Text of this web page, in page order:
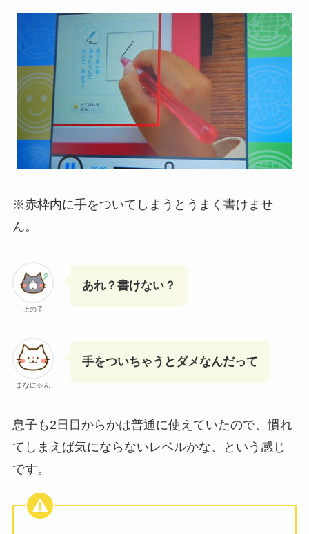
※赤枠内に手をついてしまうとうまく書けませ
ん。
上の子
あれ？書けない？
まなにゃん
手をついちゃうとダメなんだって
息子も2日目からかは普通に使えていたので、慣れ
てしまえば気にならないレベルかな、という感じ
です。